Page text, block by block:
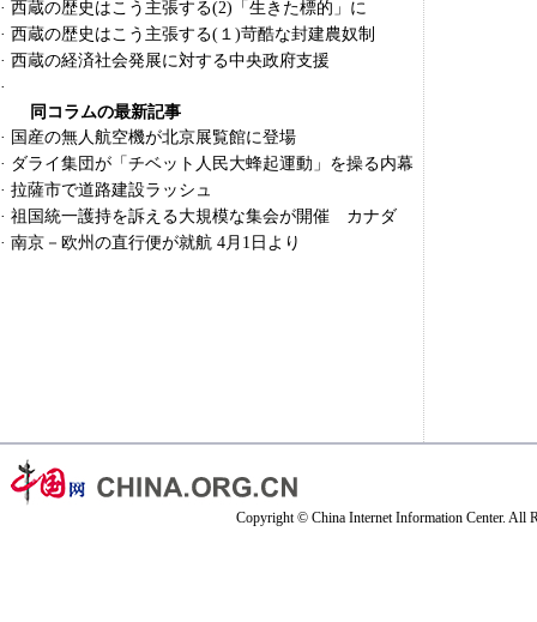
· 西蔵の歴史はこう主張する(2)「生きた標的」に
· 西蔵の歴史はこう主張する(１)苛酷な封建農奴制
· 西蔵の経済社会発展に対する中央政府支援
·
同コラムの最新記事
· 国産の無人航空機が北京展覧館に登場
· ダライ集団が「チベット人民大蜂起運動」を操る内幕
· 拉薩市で道路建設ラッシュ
· 祖国統一護持を訴える大規模な集会が開催 カナダ
· 南京－欧州の直行便が就航 4月1日より